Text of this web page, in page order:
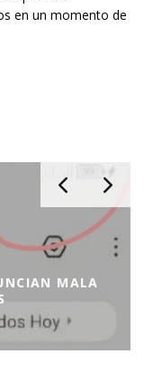
en un momento de
MALA